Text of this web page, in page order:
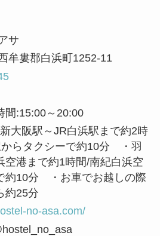
サ
牟婁郡白浜町1252-11
間:15:00～20:00
大阪駅～JR白浜駅まで約2時
からタクシーで約10分 ・羽
空港まで約1時間/南紀白浜空
約10分 ・お車でお越しの際
約25分
no-asa.com/